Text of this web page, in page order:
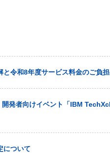
と令和8年度サービス料金のご負
発者向けイベント「IBM
について